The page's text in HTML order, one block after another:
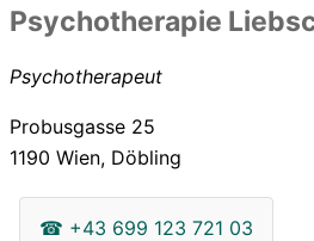
Psychotherapie
Psychotherapeut
Probusgasse 25
1190 Wien, Döbling
☎ +43 699 123 721 03